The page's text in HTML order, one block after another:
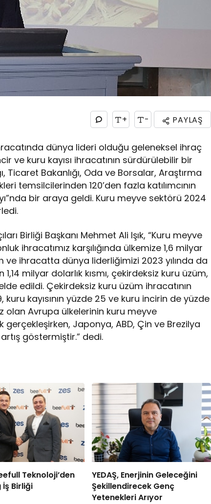
+ - PAYLAŞ
dünya lideri olduğu geleneksel ihraç
ve kuru kayısı ihracatının sürdürülebilir bir
Ticaret Bakanlığı, Oda ve Borsalar, Araştırma
temsilcilerinden 120’den fazla katılımcının
bir araya geldi. Kuru meyve sektörü 2024
Birliği Başkanı Mehmet Ali Işık, “Kuru meyve
ihracatımız karşılığında ülkemize 1,6 milyar
ihracatta dünya liderliğimizi 2023 yılında da
1,14 milyar dolarlık kısmı, çekirdeksiz kuru üzüm,
edildi. Çekirdeksiz kuru üzüm ihracatının
kayısının yüzde 25 ve kuru incirin de yüzde
olan Avrupa ülkelerinin kuru meyve
gerçekleşirken, Japonya, ABD, Çin ve Brezilya
göstermiştir.” dedi.
Teknoloji’den
İş Birliği
YEDAŞ, Enerjinin Geleceğini
Şekillendirecek Genç
Yetenekleri Arıyor